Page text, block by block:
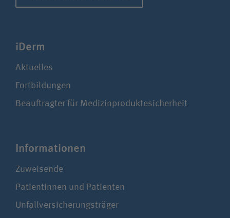
iDerm
Aktuelles
Fortbildungen
Beauftragter für Medizinproduktesicherheit
Infor­ma­ti­onen
Zuweisende
Patientinnen und Patienten
Unfallversicherungsträger